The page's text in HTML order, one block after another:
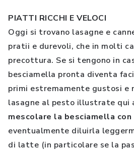
PIATTI RICCHI E VELOCI
Oggi si trovano lasagne e
pratii e durevoli, che in molti
precottura. Se si tengono in
besciamella pronta diventa
primi estremamente gustosi e
lasagne al pesto illustrate qui
mescolare la besciamella
eventualmente diluirla
di latte (in particolare se la